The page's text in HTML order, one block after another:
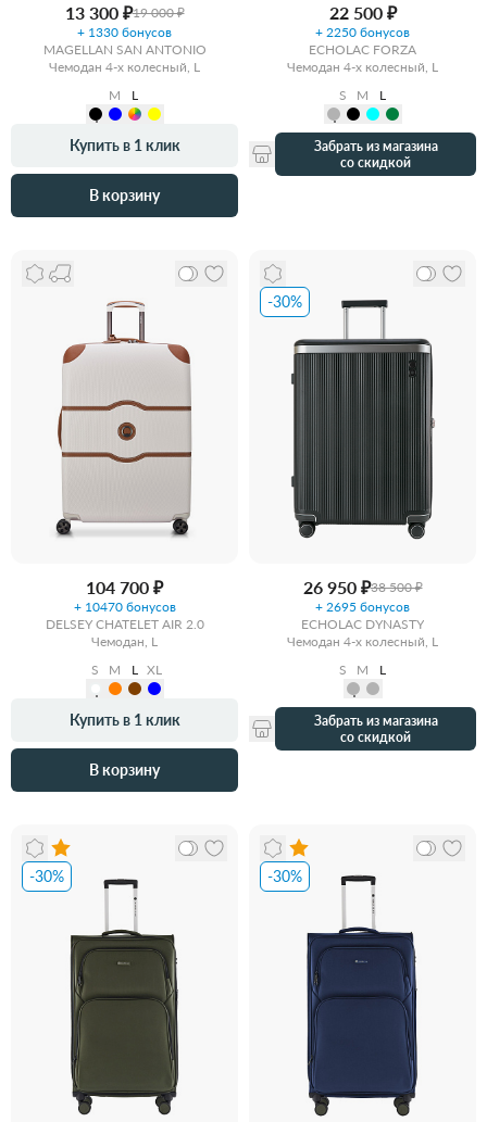
13 300 ₽19 000 ₽
+ 1330 бонусов
MAGELLAN SAN ANTONIO
Чемодан 4-х колесный, L
M
L
Купить в 1 клик
В корзину
22 500 ₽
+ 2250 бонусов
ECHOLAC FORZA
Чемодан 4-х колесный, L
S
M L
Забрать из магазина
со скидкой
104 700 ₽
+ 10470 бонусов
DELSEY CHATELET AIR 2.0
Чемодан, L
S
M L XL
Купить в 1 клик
В корзину
-30%
26 950 ₽38 500 ₽
+ 2695 бонусов
ECHOLAC DYNASTY
Чемодан 4-х колесный, L
S
M L
Забрать из магазина
со скидкой
-30% -30%